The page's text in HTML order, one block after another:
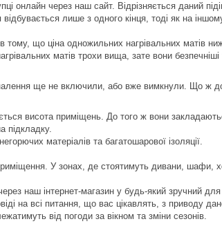
онлайн через наш сайт. Відрізняється даний
лише з одного кінця, тоді як на
тому, що ціна одножильних нагрівальних матів
матів трохи вища, зате вони безпечніші
ще не включили, або вже вимкнули. Що ж
висота приміщень. До того ж вони
підкладку.
матеріалів та багатошарової ізоляції.
У зонах, де стоятимуть дивани, шафи,
наш інтернет-магазин у будь-який зручний
на всі питання, що вас цікавлять, з приводу
від погоди за вікном та зміни сезонів.